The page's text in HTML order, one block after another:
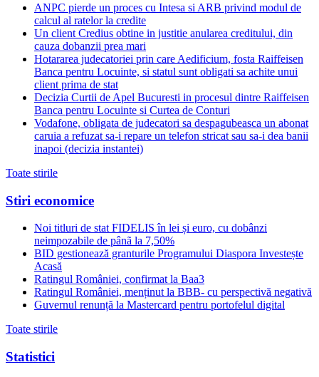
ANPC pierde un proces cu Intesa si ARB privind modul de
calcul al ratelor la credite
Un client Credius obtine in justitie anularea creditului, din
cauza dobanzii prea mari
Hotararea judecatoriei prin care Aedificium, fosta Raiffeisen
Banca pentru Locuinte, si statul sunt obligati sa achite unui
client prima de stat
Decizia Curtii de Apel Bucuresti in procesul dintre Raiffeisen
Banca pentru Locuinte si Curtea de Conturi
Vodafone, obligata de judecatori sa despagubeasca un abonat
caruia a refuzat sa-i repare un telefon stricat sau sa-i dea banii
inapoi (decizia instantei)
Toate stirile
Stiri economice
Noi titluri de stat FIDELIS în lei și euro, cu dobânzi
neimpozabile de pânã la 7,50%
BID gestionează granturile Programului Diaspora Investește
Acasă
Ratingul României, confirmat la Baa3
Ratingul României, menținut la BBB- cu perspectivă negativă
Guvernul renunță la Mastercard pentru portofelul digital
Toate stirile
Statistici